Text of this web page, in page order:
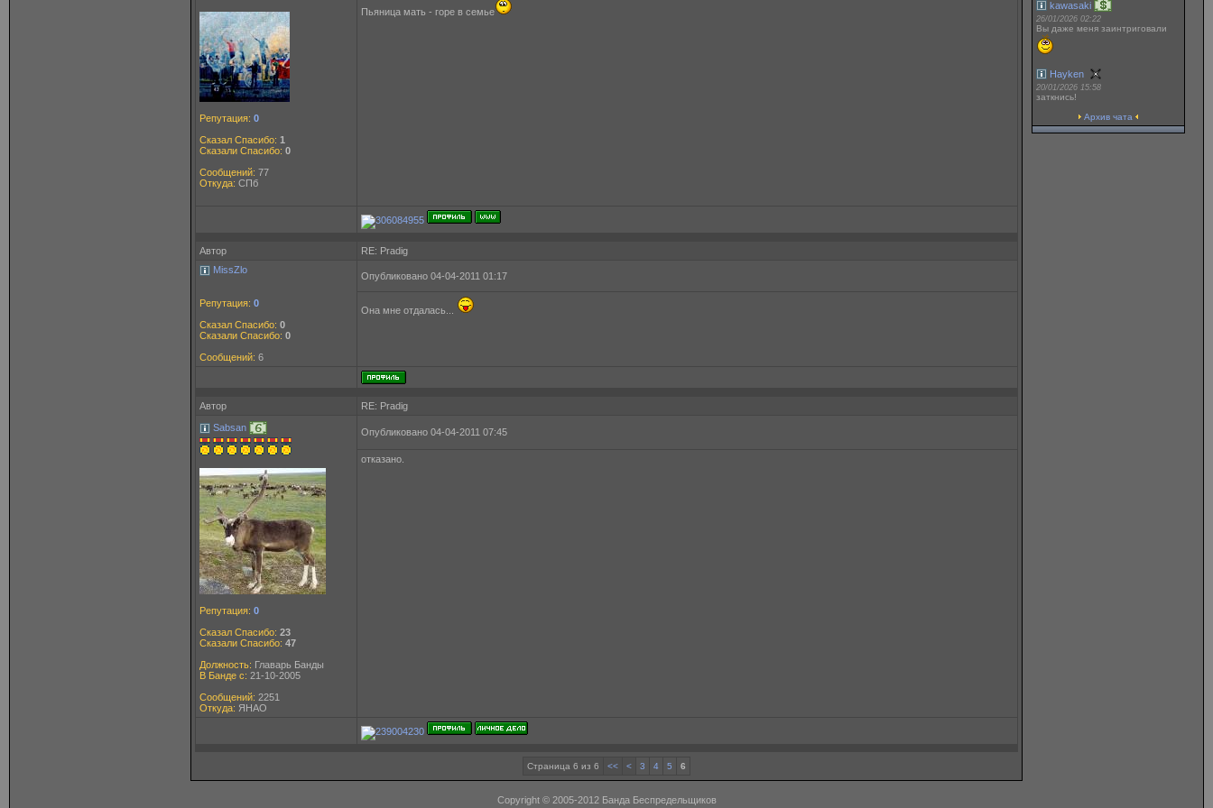
Репутация: 0
Сказал Спасибо: 1
Сказали Спасибо: 0
Сообщений: 77
Откуда: СПб
Пьяница мать - горе в семье
Автор
RE: Pradig
MissZlo
Репутация: 0
Сказал Спасибо: 0
Сказали Спасибо: 0
Сообщений: 6
Опубликовано 04-04-2011 01:17
Она мне отдалась...
Автор
RE: Pradig
Sabsan
Репутация: 0
Сказал Спасибо: 23
Сказали Спасибо: 47
Должность: Главарь Банды
В Банде с: 21-10-2005
Сообщений: 2251
Откуда: ЯНАО
Опубликовано 04-04-2011 07:45
отказано.
Страница 6 из 6 << < 3 4 5 6
kawasaki
26/01/2026 02:22
Вы даже меня заинтриговали
Hayken
20/01/2026 15:58
заткнись!
Архив чата
Copyright © 2005-2012 Банда Беспредельщиков